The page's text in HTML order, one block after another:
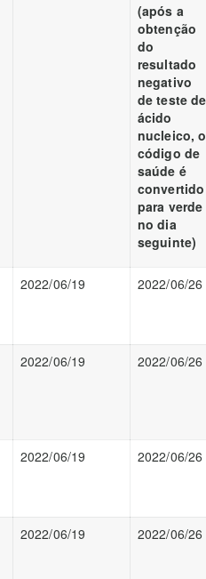
(após a
obtenção
do
resultado
negativo
de teste de
ácido
nucleico, o
código de
saúde é
convertido
para verde
no dia
seguinte)
2022/06/19 2022/06/26
2022/06/19 2022/06/26
2022/06/19 2022/06/26
2022/06/19 2022/06/26